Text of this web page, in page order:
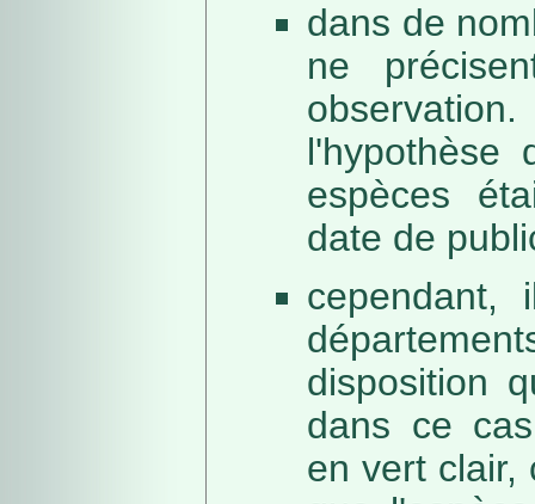
dans de
ne
l'hypothèse
espèces
date de
cependant,
disposition
dans ce
en vert clair,